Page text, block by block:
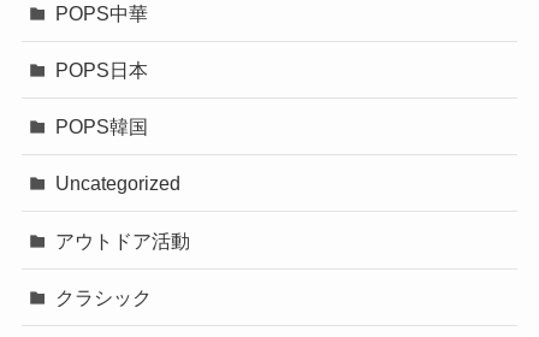
POPS中華
POPS日本
POPS韓国
Uncategorized
アウトドア活動
クラシック